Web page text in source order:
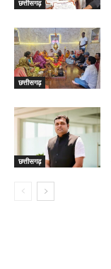
छत्तीसगढ़
छत्तीसगढ़
छत्तीसगढ़